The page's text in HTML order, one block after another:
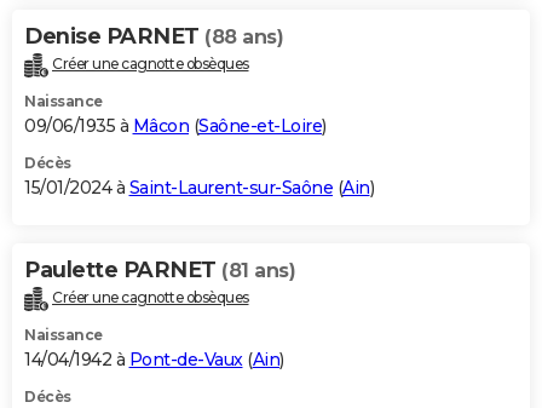
Denise PARNET (88 ans)
Créer une cagnotte obsèques
Naissance
09/06/1935 à Mâcon (Saône-et-Loire)
Décès
15/01/2024 à Saint-Laurent-sur-Saône (Ain)
Paulette PARNET (81 ans)
Créer une cagnotte obsèques
Naissance
14/04/1942 à Pont-de-Vaux(Ain)
Décès